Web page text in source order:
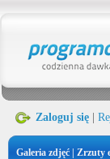
Zaloguj się
Galeria zdjęć | Zrzuty